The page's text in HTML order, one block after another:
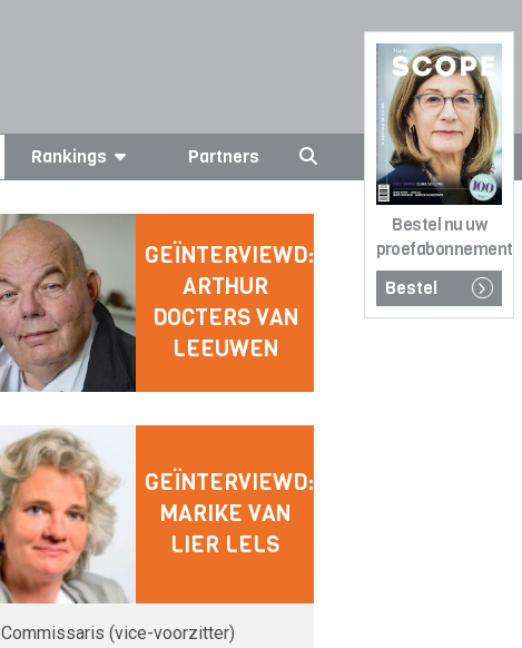
Bestel nu uw
proefabonnement
Bestel
Rankings Partners
GEÏNTERVIEWD:
ARTHUR
DOCTERS VAN
LEEUWEN
GEÏNTERVIEWD:
MARIKE VAN
LIER LELS
Commissaris (vice-voorzitter)